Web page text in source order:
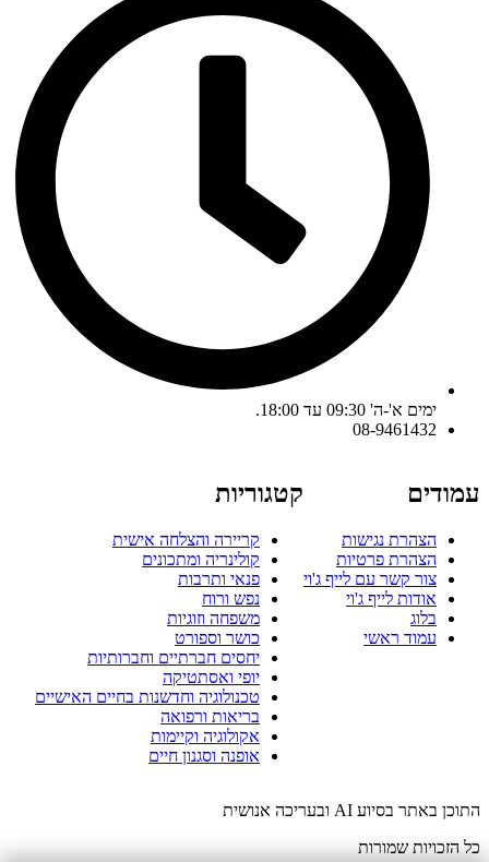
ימים א'-ה' 09:30 עד 18:00.
08-9461432
עמודים
הצהרת נגישות
הצהרת פרטיות
צור קשר עם לייף ג'וי
אודות לייף ג'וי
בלוג
עמוד ראשי
קטגוריות
קריירה והצלחה אישית
קולינריה ומתכונים
פנאי ותרבות
נפש ורוח
משפחה וזוגיות
כושר וספורט
יחסים חברתיים וחברותיות
יופי ואסתטיקה
טכנולוגיה וחדשנות בחיים האישיים
בריאות ורפואה
אקולוגיה וקיימות
אופנה וסגנון חיים
התוכן באתר בסיוע AI ובעריכה אנושית
כל הזכויות שמורות